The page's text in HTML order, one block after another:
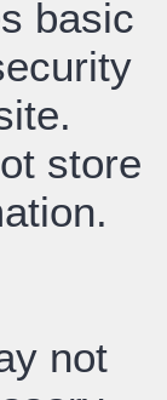
basic
store
not